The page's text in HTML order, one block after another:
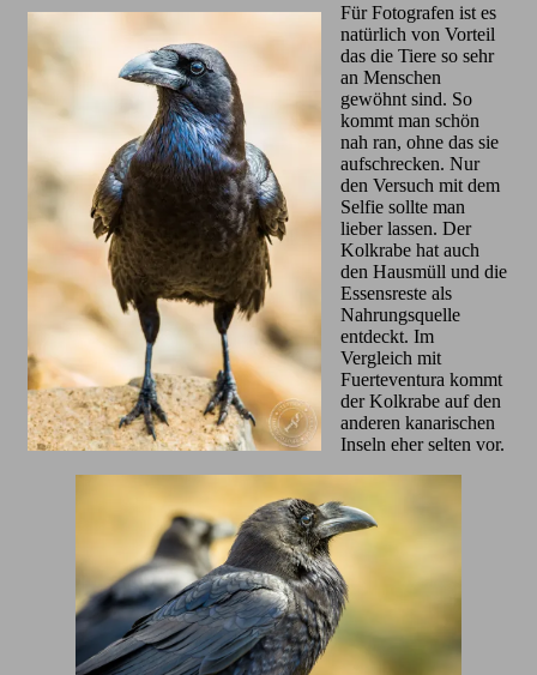
Für Fotografen ist es
natürlich von Vorteil
das die Tiere so sehr
an Menschen
gewöhnt sind. So
kommt man schön
nah ran, ohne das sie
aufschrecken. Nur
den Versuch mit dem
Selfie sollte man
lieber lassen. Der
Kolkrabe hat auch
den Hausmüll und die
Essensreste als
Nahrungsquelle
entdeckt. Im
Vergleich mit
Fuerteventura kommt
der Kolkrabe auf den
anderen kanarischen
Inseln eher selten vor.